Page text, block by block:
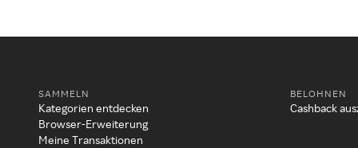
SAMMELN
Kategorien entdecken
Browser-Erweiterung
Meine Transaktionen
BELOHNEN
Cashback